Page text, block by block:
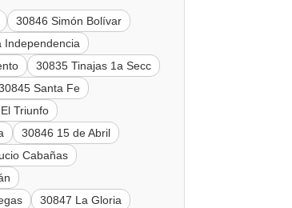
30846 Simón Bolívar
Independencia
30835 Tinajas 1a Secc
Santa Fe
Triunfo
30846 15 de Abril
Cabañas
30847 La Gloria